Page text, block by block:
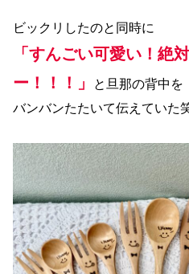
ビックリしたのと同時に
「すんごい可愛い！絶
ー！！！」
と旦那の背中を
バンバンたたいて伝えていた